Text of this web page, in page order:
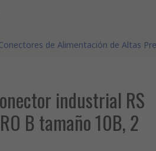
de Alimentación de Altas
industrial RS
B tamaño 10B, 2